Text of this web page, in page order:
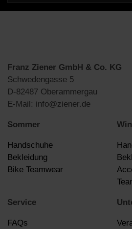
Franz Ziener GmbH & Co. KG
Schwedengasse 5
D-82487 Oberammergau
E-Mail: info@ziener.de
Sommer
Handschuhe
Bekleidung
Bike Teamwear
Service
FAQs